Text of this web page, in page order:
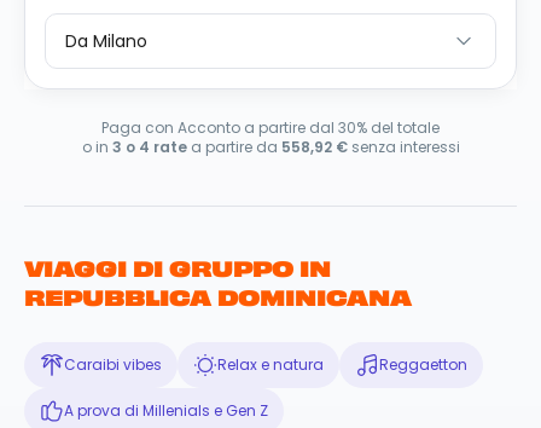
Da Milano
Paga con Acconto a partire dal 30% del totale
o in 3 o 4 ratea partire da 558,92 €senza interessi
VIAGGI DI GRUPPO IN
REPUBBLICA DOMINICANA
Caraibi vibes Relax e natura Reggaetton
A prova di Millenials e Gen Z